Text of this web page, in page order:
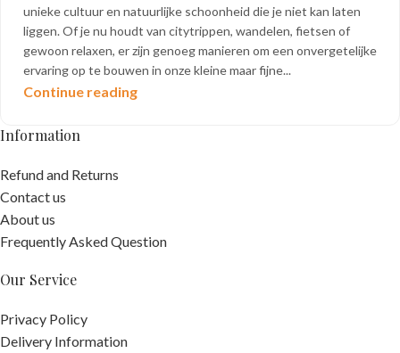
unieke cultuur en natuurlijke schoonheid die je niet kan laten
liggen. Of je nu houdt van citytrippen, wandelen, fietsen of
gewoon relaxen, er zijn genoeg manieren om een onvergetelijke
ervaring op te bouwen in onze kleine maar fijne...
Continue reading
Information
Refund and Returns
Contact us
About us
Frequently Asked Question
Our Service
Privacy Policy
Delivery Information